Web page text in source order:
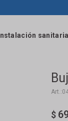
Instalación sanitaria
$